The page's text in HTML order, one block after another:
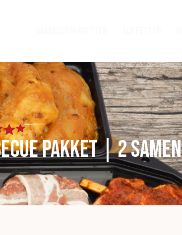
pakket | 2 samen